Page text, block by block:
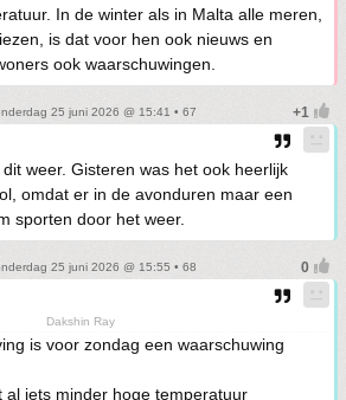
In de winter als in Malta alle meren,
is dat voor hen ook nieuws en
ook waarschuwingen.
25 juni 2026 @ 15:41 • 67
weer. Gisteren was het ook heerlijk
omdat er in de avonduren maar een
sporten door het weer.
25 juni 2026 @ 15:55 • 68
Dakshin Ray
is voor zondag een waarschuwing
al iets minder hoge temperatuur